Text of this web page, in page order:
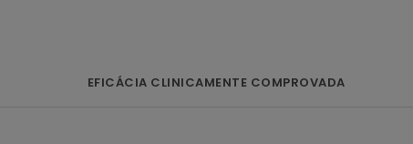
EFICÁCIA CLINICAMENTE COMPROVADA